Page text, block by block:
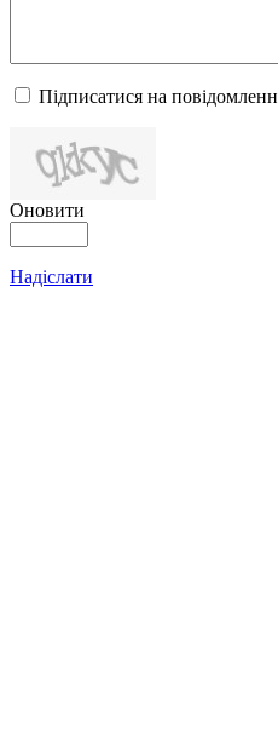
Підписатися на
Оновити
Надіслати